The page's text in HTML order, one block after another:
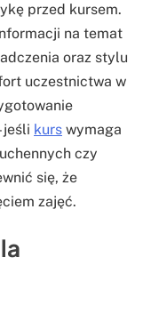
przed kursem.
na temat
oraz stylu
uczestnictwa w
jeśli kurs wymaga
czy
się, że
zajęć.